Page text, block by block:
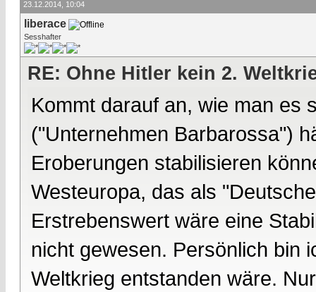
23.12.2014, 10:04
liberace
Sesshafter
RE: Ohne Hitler kein 2.
Kommt darauf an, wie man es
("Unternehmen Barbarossa")
Eroberungen stabilisieren
Westeuropa, das als
Erstrebenswert wäre eine
nicht gewesen. Persönlich bin
Weltkrieg entstanden wäre.